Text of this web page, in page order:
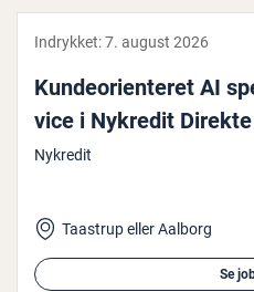
Indrykket:7. august 2026
Kun­de­o­ri­en­te­ret AI
vi­ce i Nykredit Direkte
Nykredit
Taastrup eller Aalborg
Se